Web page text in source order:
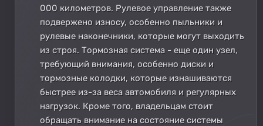
000 километров. Рулевое управление также
подвержено износу, особенно пыльники и
рулевые наконечники, которые могут выходить
из строя. Тормозная система - еще один узел,
требующий внимания, особенно диски и
тормозные колодки, которые изнашиваются
быстрее из-за веса автомобиля и регулярных
нагрузок. Кроме того, владельцам стоит
обращать внимание на состояние системы